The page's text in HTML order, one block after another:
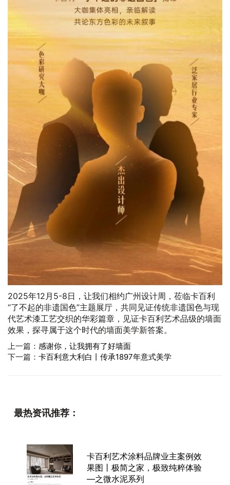
2025年12月5-8日，让我们相约广州设计周，莅临卡百利
“了不起的非遗国色”主题展厅，共同见证传统非遗国色与现
代艺术漆工艺交织的华彩篇章，见证卡百利艺术品级的墙面
效果，探寻属于这个时代的墙面美学新答案。
上一篇： 感谢你，让我拥有了好墙面
下一篇： 卡百利意大利白丨传承1897年意式美学
最热资讯推荐：
卡百利艺术涂料品牌业主案例效
果图丨极简之家，极致纯粹体验
—之微水泥系列